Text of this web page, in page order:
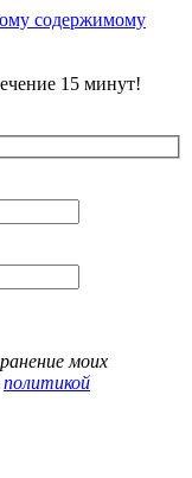
содержимому
15 минут!
моих
политикой